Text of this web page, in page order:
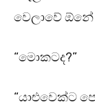
වෙලාවේ ඕනේ
“මොකටද?”
“යාළුවෙක්ට